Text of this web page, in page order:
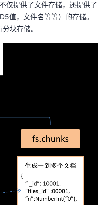
仅提供了文件存储，还提供了
值，文件名等等）的存储。
块存储。